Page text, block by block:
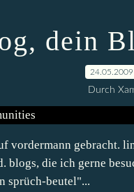
dein
24.05.2009
Durch
vordermann gebracht.
blogs, die ich gerne
sprüch-beutel"...